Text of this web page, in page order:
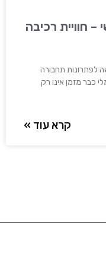
– חוויית רכיבה
לפתרונות תחבורה
כבר מזמן אינו רק
קרא עוד »